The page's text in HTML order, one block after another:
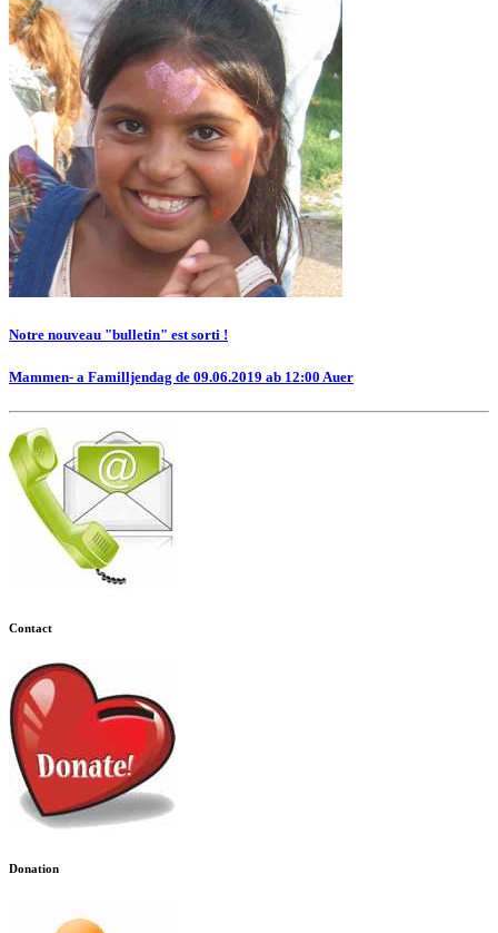
Notre nouveau "bulletin" est sorti !
Mammen- a Familljendag de 09.06.2019 ab 12:00 Auer
Contact
Donation